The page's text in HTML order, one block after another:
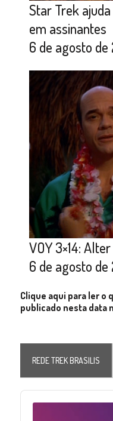
Star Trek
em assinantes
6 de agosto de
VOY 3×14:
6 de agosto de
Clique aqui para ler o
publicado nesta data
REDE TREK BRASILIS
Audio
Player